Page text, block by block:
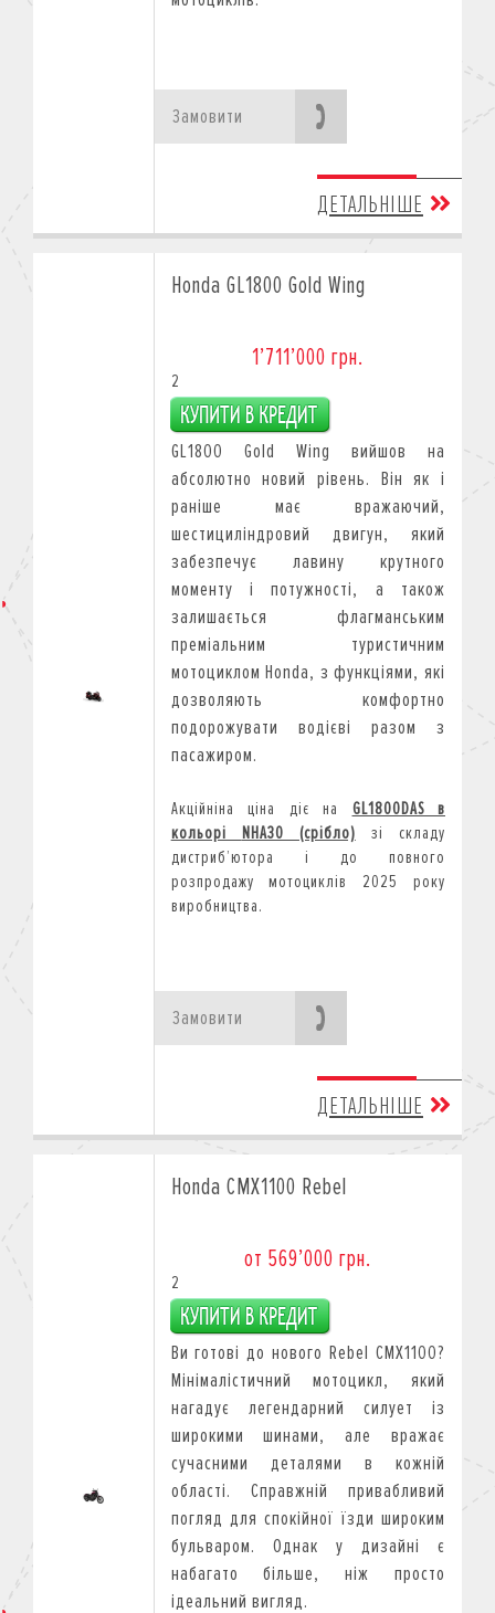
Замовити
ДЕТАЛЬНІШЕ
Honda GL1800 Gold Wing
1’711’000 грн.
2
GL1800 Gold Wing вийшов на
абсолютно новий рівень. Він як і
раніше має вражаючий,
шестициліндровий двигун, який
забезпечує лавину крутного
моменту і потужності, а також
залишається флагманським
преміальним туристичним
мотоциклом Honda, з функціями, які
дозволяють комфортно
подорожувати водієві разом з
пасажиром.
Акційніна ціна діє на GL1800DAS в
кольорі NHA30 (срібло) зі складу
дистриб’ютора і до повного
розпродажу мотоциклів 2025 року
виробництва.
Замовити
ДЕТАЛЬНІШЕ
Honda CMX1100 Rebel
от 569’000 грн.
2
Ви готові до нового Rebel CMX1100?
Мінімалістичний мотоцикл, який
нагадує легендарний силует із
широкими шинами, але вражає
сучасними деталями в кожній
області. Справжній привабливий
погляд для спокійної їзди широким
бульваром. Однак у дизайні є
набагато більше, ніж просто
ідеальний вигляд.